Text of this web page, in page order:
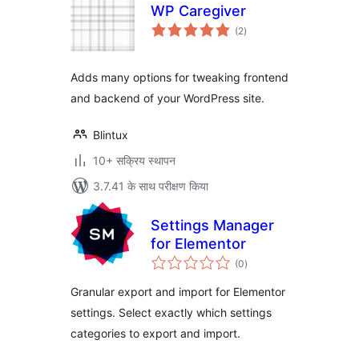
WP Caregiver
(2कुल
दर)
Adds many options for tweaking frontend
and backend of your WordPress site.
Blintux
10+ सक्रिय स्थापन
3.7.41 के साथ परीक्षण किया
Settings Manager
for Elementor
(0कुल
दर)
Granular export and import for Elementor
settings. Select exactly which settings
categories to export and import.